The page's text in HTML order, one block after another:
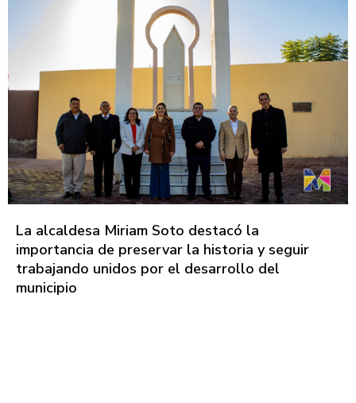
La alcaldesa Miriam Soto destacó la
importancia de preservar la historia y seguir
trabajando unidos por el desarrollo del
municipio